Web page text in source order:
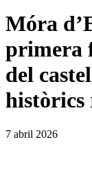
Móra
primera
del
històrics
7 abril 2026